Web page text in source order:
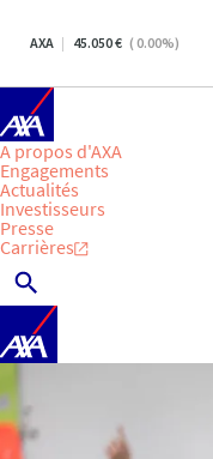
AXA 45.050 ( 0.00%)
A propos d'AXA
Engagements
Actualités
Investisseurs
Presse
Carrières